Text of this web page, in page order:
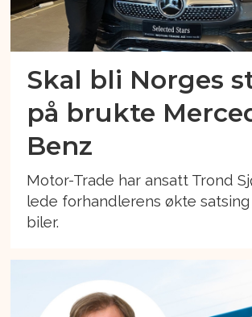
Skal bli Norges
på brukte
Benz
Motor-Trade har ansatt Trond
lede forhandlerens økte
biler.